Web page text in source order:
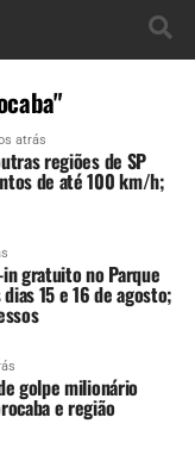
atrás
regiões de SP
de até 100 km/h;
gratuito no Parque
15 e 16 de agosto;
golpe milionário
e região